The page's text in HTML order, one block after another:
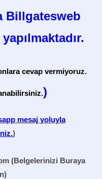
Billgatesweb
cevap vermiyoruz.
)
mesaj yoluyla
)
(Belgelerinizi Buraya